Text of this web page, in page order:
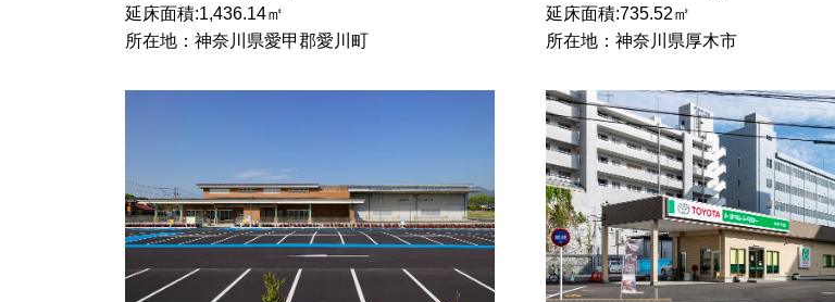
延床面積:1,436.14㎡
所在地：神奈川県愛甲郡愛川町
延床面積:735.52㎡
所在地：神奈川県厚木市